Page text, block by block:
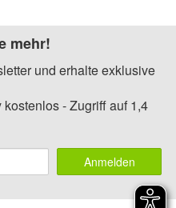
mehr!
und erhalte exklusive
- Zugriff auf 1,4
Anmelden